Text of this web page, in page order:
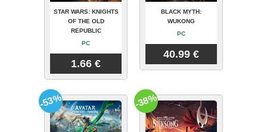
STAR WARS: KNIGHTS
OF THE OLD
REPUBLIC
PC
1.66 €
BLACK MYTH:
WUKONG
PC
40.99 €
-53% -38%